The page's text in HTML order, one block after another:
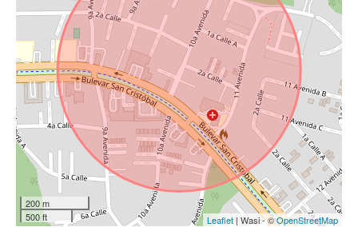
200 m
500 ft
Leaflet | Wasi - ©OpenStreetMap